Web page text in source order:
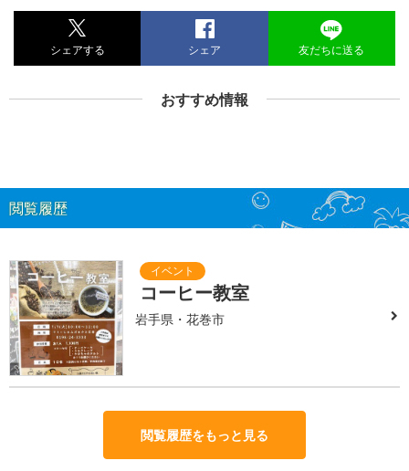
シェアする シェア 友だちに送る
おすすめ情報
閲覧履歴
コーヒー教室
岩手県・花巻市
閲覧履歴をもっと見る